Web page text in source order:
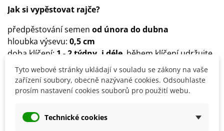
Jak si vypěstovat rajče?
předpěstování semen od února do dubna
hloubka výsevu: 0,5 cm
doba klíčení: 1 - 2 týdny, i déle , během klíčení udržujte
vyšší teplotu
od poloviny května lze rostliny přemístit ven
spon:80 x 50 cm
půda:středně těžká, výživná
důležitá je pravidelná závlaha a přihnojování
Tyto webové stránky ukládají v souladu se zákony na vaše
zařízení soubory, obecně nazývané cookies. Odsouhlaste
prosím nastavení cookies souborů pro použití webu.
Technické cookies